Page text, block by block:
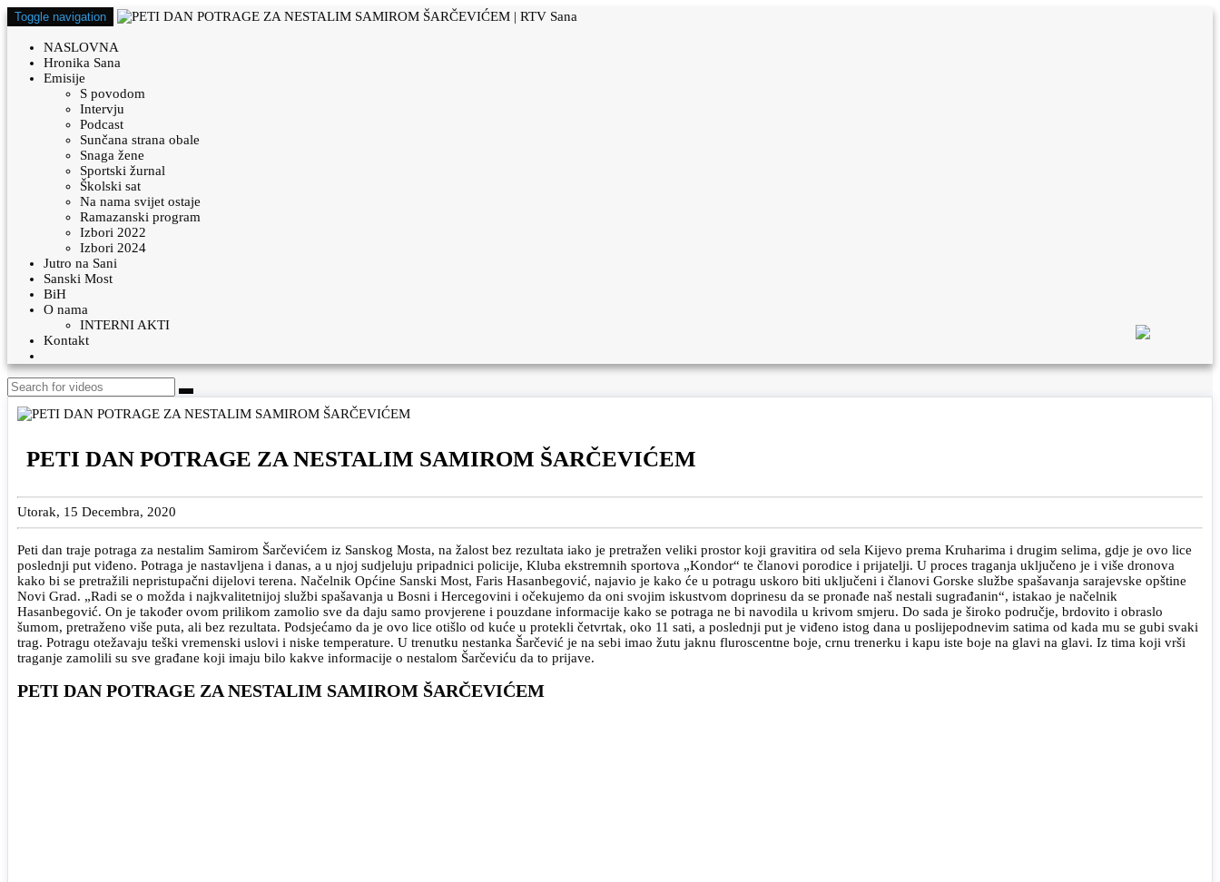
Toggle navigation
NASLOVNA
Hronika Sana
Emisije
S povodom
Intervju
Podcast
Sunčana strana obale
Snaga žene
Sportski žurnal
Školski sat
Na nama svijet ostaje
Ramazanski program
Izbori 2022
Izbori 2024
Jutro na Sani
Sanski Most
BiH
O nama
INTERNI AKTI
Kontakt
PETI DAN POTRAGE ZA NESTALIM SAMIROM ŠARČEVIĆEM
Utorak, 15 Decembra, 2020
Peti dan traje potraga za nestalim Samirom Šarčevićem iz Sanskog Mosta, na žalost bez rezultata iako je pretražen veliki prostor koji gravitira od sela Kijevo prema Kruharima i drugim selima, gdje je ovo lice
poslednji put viđeno. Potraga je nastavljena i danas, a u njoj sudjeluju pripadnici policije, Kluba ekstremnih sportova „Kondor“ te članovi porodice i prijatelji. U proces traganja uključeno je i više dronova
kako bi se pretražili nepristupačni dijelovi terena. Načelnik Općine Sanski Most, Faris Hasanbegović, najavio je kako će u potragu uskoro biti uključeni i članovi Gorske službe spašavanja sarajevske opštine
Novi Grad. „Radi se o možda i najkvalitetnijoj službi spašavanja u Bosni i Hercegovini i očekujemo da oni svojim iskustvom doprinesu da se pronađe naš nestali sugrađanin“, istakao je načelnik
Hasanbegović. On je također ovom prilikom zamolio sve da daju samo provjerene i pouzdane informacije kako se potraga ne bi navodila u krivom smjeru. Do sada je široko područje, brdovito i obraslo
šumom, pretraženo više puta, ali bez rezultata. Podsjećamo da je ovo lice otišlo od kuće u protekli četvrtak, oko 11 sati, a poslednji put je viđeno istog dana u poslijepodnevim satima od kada mu se gubi svaki
trag. Potragu otežavaju teški vremenski uslovi i niske temperature. U trenutku nestanka Šarčević je na sebi imao žutu jaknu fluroscentne boje, crnu trenerku i kapu iste boje na glavi na glavi. Iz tima koji vrši
traganje zamolili su sve građane koji imaju bilo kakve informacije o nestalom Šarčeviću da to prijave.
PETI DAN POTRAGE ZA NESTALIM SAMIROM ŠARČEVIĆEM